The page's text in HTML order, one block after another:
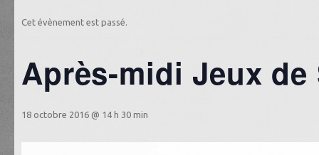
Cet évènement est passé.
Après-midi Jeux de
18 octobre 2016 @ 14 h 30 min